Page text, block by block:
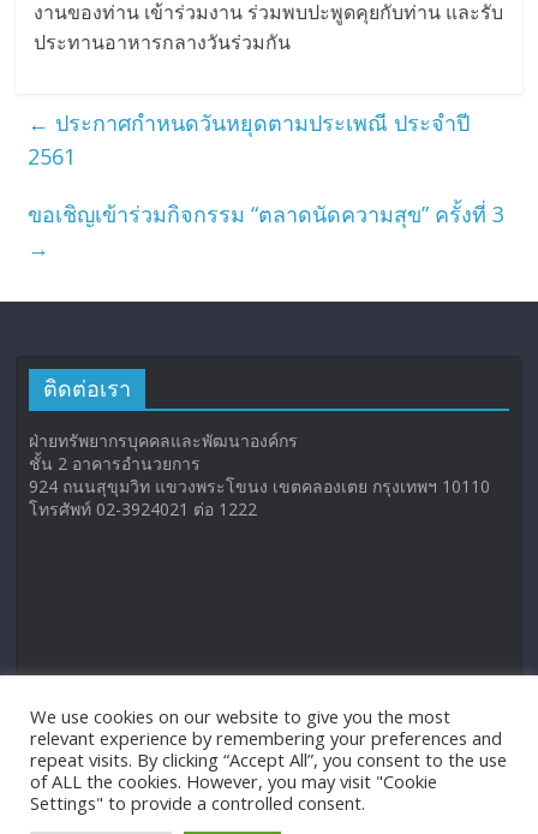
งานของท่าน เข้าร่วมงาน ร่วมพบปะพูดคุยกับท่าน และรับ
ประทานอาหารกลางวันร่วมกัน
← ประกาศกำหนดวันหยุดตามประเพณี ประจำปี
2561
ขอเชิญเข้าร่วมกิจกรรม “ตลาดนัดความสุข” ครั้งที่ 3
→
ติดต่อเรา
ฝ่ายทรัพยากรบุคคลและพัฒนาองค์กร
ชั้น 2 อาคารอำนวยการ
924 ถนนสุขุมวิท แขวงพระโขนง เขตคลองเตย กรุงเทพฯ 10110
โทรศัพท์ 02-3924021 ต่อ 1222
We use cookies on our website to give you the most
relevant experience by remembering your preferences and
repeat visits. By clicking “Accept All”, you consent to the use
of ALL the cookies. However, you may visit "Cookie
Settings" to provide a controlled consent.